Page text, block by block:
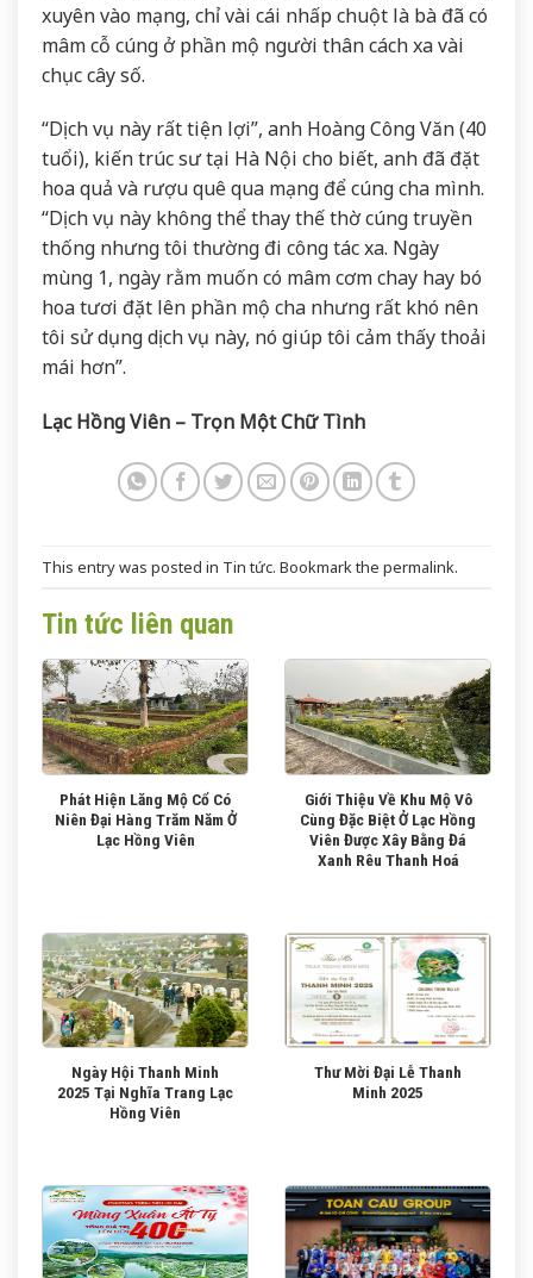
xuyên vào mạng, chỉ vài cái nhấp chuột là bà đã có
mâm cỗ cúng ở phần mộ người thân cách xa vài
chục cây số.
“Dịch vụ này rất tiện lợi”, anh Hoàng Công Văn (40
tuổi), kiến trúc sư tại Hà Nội cho biết, anh đã đặt
hoa quả và rượu quê qua mạng để cúng cha mình.
“Dịch vụ này không thể thay thế thờ cúng truyền
thống nhưng tôi thường đi công tác xa. Ngày
mùng 1, ngày rằm muốn có mâm cơm chay hay bó
hoa tươi đặt lên phần mộ cha nhưng rất khó nên
tôi sử dụng dịch vụ này, nó giúp tôi cảm thấy thoải
mái hơn”.
Lạc Hồng Viên – Trọn Một Chữ Tình
This entry was posted in Tin tức. Bookmark the permalink.
Tin tức liên quan
Phát Hiện Lăng Mộ Cổ Có
Niên Đại Hàng Trăm Năm Ở
Lạc Hồng Viên
Giới Thiệu Về Khu Mộ Vô
Cùng Đặc Biệt Ở Lạc Hồng
Viên Được Xây Bằng Đá
Xanh Rêu Thanh Hoá
Ngày Hội Thanh Minh
2025 Tại Nghĩa Trang Lạc
Hồng Viên
Thư Mời Đại Lễ Thanh
Minh 2025